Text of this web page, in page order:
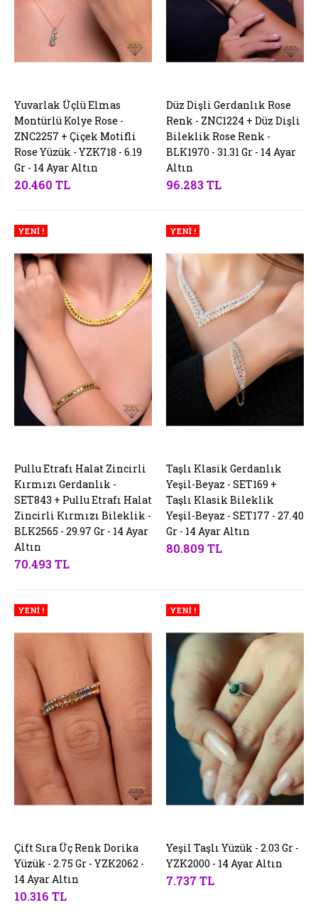
SEPETE EKLE
Yuvarlak Üçlü Elmas
Montürlü Kolye Rose -
ZNC2257 + Çiçek Motifli
Rose Yüzük - YZK718 - 6.19
Gr - 14 Ayar Altın
20.460 TL
SEPETE EKLE
Düz Dişli Gerdanlık Rose
Renk - ZNC1224 + Düz Dişli
Bileklik Rose Renk -
BLK1970 - 31.31 Gr - 14 Ayar
Altın
96.283 TL
YENİ !
SEPETE EKLE
Pullu Etrafı Halat Zincirli
Kırmızı Gerdanlık -
SET843 + Pullu Etrafı Halat
Zincirli Kırmızı Bileklik -
BLK2565 - 29.97 Gr - 14 Ayar
Altın
70.493 TL
YENİ !
SEPETE EKLE
Taşlı Klasik Gerdanlık
Yeşil-Beyaz - SET169 +
Taşlı Klasik Bileklik
Yeşil-Beyaz - SET177 - 27.40
Gr - 14 Ayar Altın
80.809 TL
YENİ !
SEPETE EKLE
Çift Sıra Üç Renk Dorika
Yüzük - 2.75 Gr - YZK2062 -
14 Ayar Altın
10.316 TL
YENİ !
SEPETE EKLE
Yeşil Taşlı Yüzük - 2.03 Gr -
YZK2000 - 14 Ayar Altın
7.737 TL